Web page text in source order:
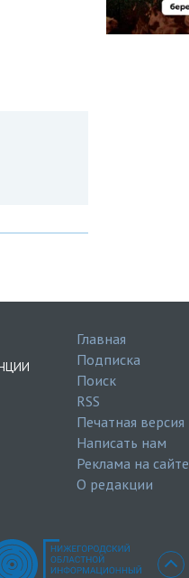
Главная
Подписка
Поиск
RSS
Печатная версия
Написать нам
Реклама на сайте
О редакции